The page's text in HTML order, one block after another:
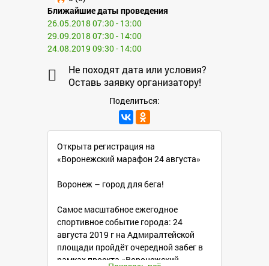
Ближайшие даты проведения
26.05.2018 07:30 - 13:00
29.09.2018 07:30 - 14:00
24.08.2019 09:30 - 14:00
Не походят дата или условия?
Оставь заявку организатору!
Поделиться:
Открыта регистрация на
«Воронежский марафон 24 августа»
Воронеж – город для бега!
Самое масштабное ежегодное
спортивное событие города: 24
августа 2019 г на Адмиралтейской
площади пройдёт очередной забег в
рамках проекта «Воронежский